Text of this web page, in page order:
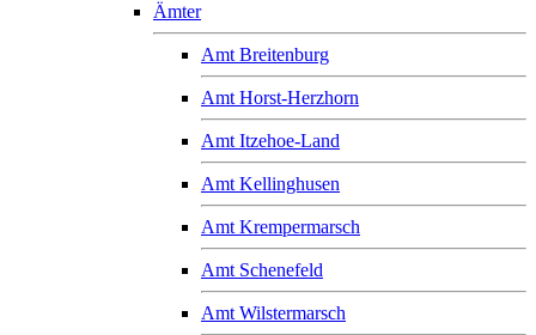
Ämter
Amt Breitenburg
Amt Horst-Herzhorn
Amt Itzehoe-Land
Amt Kellinghusen
Amt Krempermarsch
Amt Schenefeld
Amt Wilstermarsch